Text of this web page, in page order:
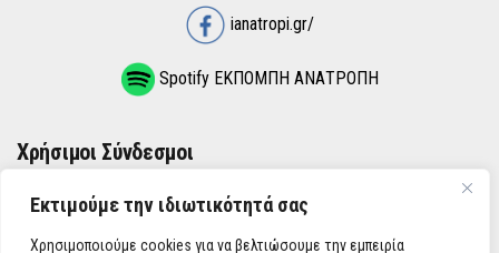
Εκτιμούμε την ιδιωτικότητά σας
Χρησιμοποιούμε cookies για να βελτιώσουμε την εμπειρία
ianatropi.gr/
Spotify ΕΚΠΟΜΠΗ ΑΝΑΤΡΟΠΗ
Χρήσιμοι Σύνδεσμοι
ΌΡΟΙ ΧΡΉΣΗΣ
ΠΟΛΙΤΙΚΉ ΑΠΟΡΡΉΤΟΥ